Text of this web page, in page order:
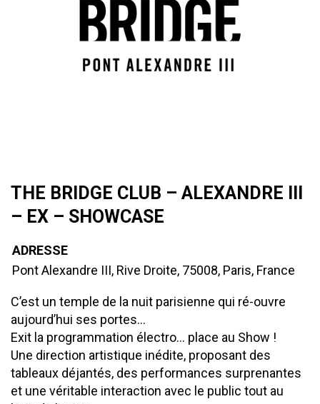
THE BRIDGE CLUB – ALEXANDRE III
– EX – SHOWCASE
ADRESSE
Pont Alexandre III, Rive Droite, 75008, Paris, France
C’est un temple de la nuit parisienne qui ré-ouvre
aujourd’hui ses portes…
Exit la programmation électro... place au Show !
Une direction artistique inédite, proposant des
tableaux déjantés, des performances surprenantes
et une véritable interaction avec le public tout au